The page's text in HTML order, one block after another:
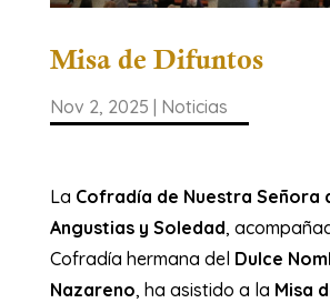
Misa de Difuntos
Nov 2, 2025 Noticias
La Cofradía de Nuestra Señora
Angustias y Soledad,
Cofradía hermana del Dulce
Nazareno, ha asistido a la Misa